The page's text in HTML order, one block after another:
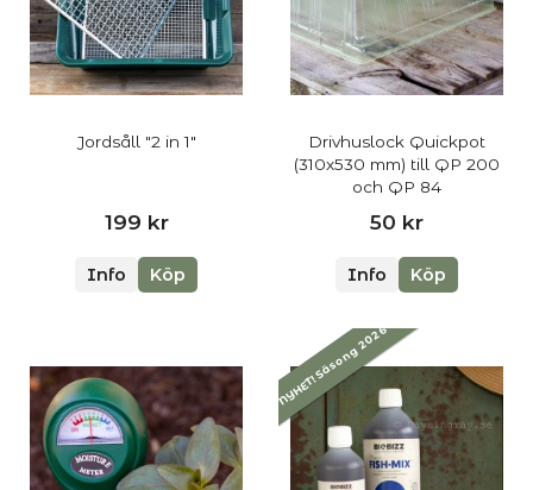
Jordsåll "2 in 1"
199 kr
Info Köp
Drivhuslock Quickpot
(310x530 mm) till QP 200
och QP 84
50 kr
Info Köp
NYHET! Säsong 2026